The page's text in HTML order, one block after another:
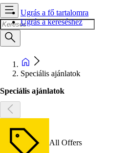
Ugrás a fő tartalomra
Ugrás a kereséshez
Speciális ajánlatok
Speciális ajánlatok
All Offers